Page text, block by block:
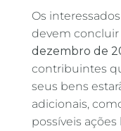
Os
devem concluir
dezembro de
contribuintes
seus bens
adicionais,
possíveis